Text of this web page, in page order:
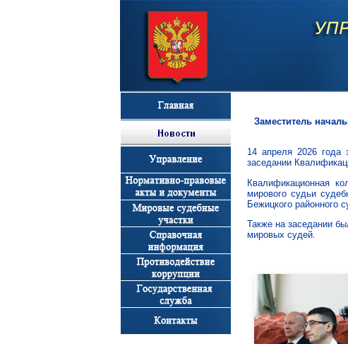
Заместитель
14 апреля 2026 года
заседании
Квалификационная
мирового судьи
Бежицкого районного
Также на заседании
мировых судей.